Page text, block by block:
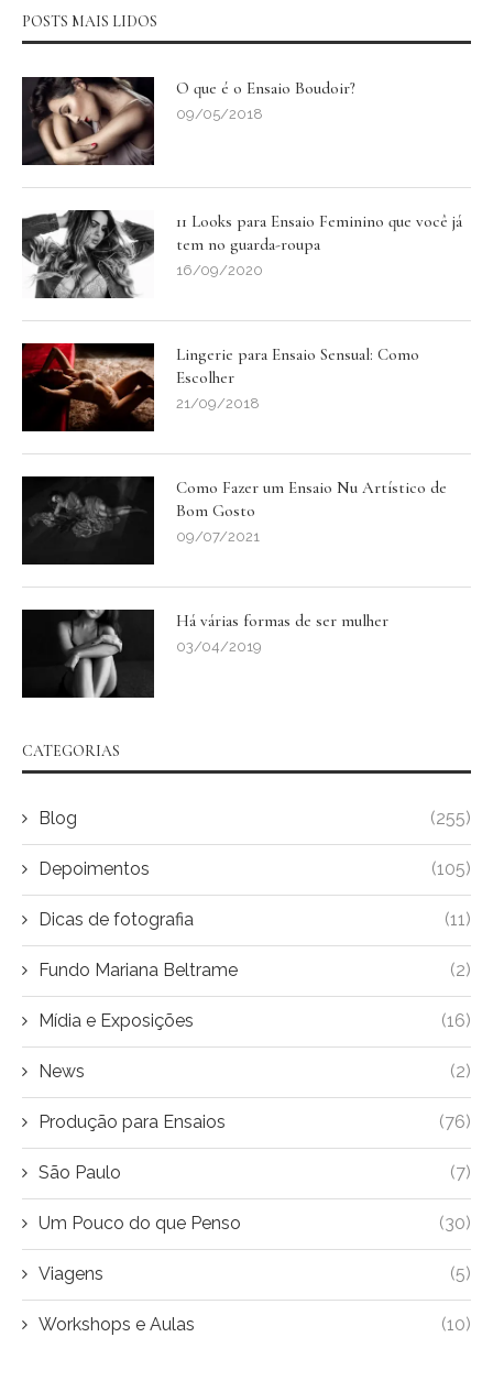
POSTS MAIS LIDOS
O que é o Ensaio Boudoir?
09/05/2018
11 Looks para Ensaio Feminino que você já
tem no guarda-roupa
16/09/2020
Lingerie para Ensaio Sensual: Como
Escolher
21/09/2018
Como Fazer um Ensaio Nu Artístico de
Bom Gosto
09/07/2021
Há várias formas de ser mulher
03/04/2019
CATEGORIAS
Blog (255)
Depoimentos (105)
Dicas de fotografia (11)
Fundo Mariana Beltrame (2)
Mídia e Exposições (16)
News (2)
Produção para Ensaios (76)
São Paulo (7)
Um Pouco do que Penso (30)
Viagens (5)
Workshops e Aulas (10)